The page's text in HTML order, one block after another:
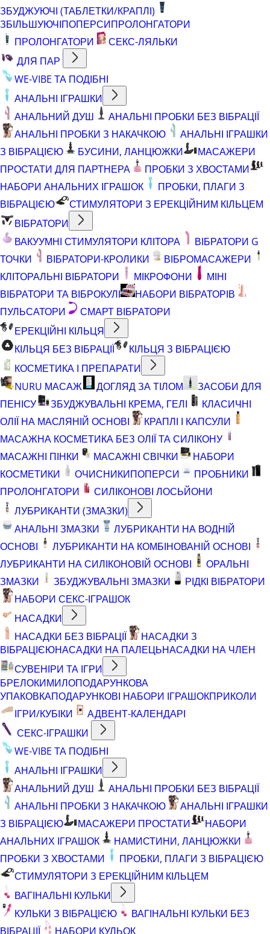
ЗБУДЖУЮЧІ (ТАБЛЕТКИ/КРАПЛІ)
ЗБІЛЬШУЮЧІПОПЕРСИПРОЛОНГАТОРИ
ПРОЛОНГАТОРИ
СЕКС-ЛЯЛЬКИ
ДЛЯ ПАР
WE-VIBE ТА ПОДІБНІ
АНАЛЬНІ ІГРАШКИ
АНАЛЬНИЙ ДУШ
АНАЛЬНІ ПРОБКИ БЕЗ ВІБРАЦІЇ
АНАЛЬНІ ПРОБКИ З НАКАЧКОЮ
АНАЛЬНІ ІГРАШКИ
З ВІБРАЦІЄЮ
БУСИНИ, ЛАНЦЮЖКИ
МАСАЖЕРИ
ПРОСТАТИ ДЛЯ ПАРТНЕРА
ПРОБКИ З ХВОСТАМИ
НАБОРИ АНАЛЬНИХ ІГРАШОК
ПРОБКИ, ПЛАГИ З
ВІБРАЦІЄЮ
СТИМУЛЯТОРИ З ЕРЕКЦІЙНИМ КІЛЬЦЕМ
ВІБРАТОРИ
ВАКУУМНІ СТИМУЛЯТОРИ КЛІТОРА
ВІБРАТОРИ G
ТОЧКИ
ВІБРАТОРИ-КРОЛИКИ
ВІБРОМАСАЖЕРИ
КЛІТОРАЛЬНІ ВІБРАТОРИ
МІКРОФОНИ
МІНІ
ВІБРАТОРИ ТА ВІБРОКУЛІ
НАБОРИ ВІБРАТОРІВ
ПУЛЬСАТОРИ
СМАРТ ВІБРАТОРИ
ЕРЕКЦІЙНІ КІЛЬЦЯ
КІЛЬЦЯ БЕЗ ВІБРАЦІЇ
КІЛЬЦЯ З ВІБРАЦІЄЮ
КОСМЕТИКА І ПРЕПАРАТИ
NURU МАСАЖ
ДОГЛЯД ЗА ТІЛОМ
ЗАСОБИ ДЛЯ
ПЕНІСУ
ЗБУДЖУВАЛЬНІ КРЕМА, ГЕЛІ
КЛАСИЧНІ
ОЛІЇ НА МАСЛЯНІЙ ОСНОВІ
КРАПЛІ І КАПСУЛИ
МАСАЖНА КОСМЕТИКА БЕЗ ОЛІЇ ТА СИЛІКОНУ
МАСАЖНІ ПІНКИ
МАСАЖНІ СВІЧКИ
НАБОРИ
КОСМЕТИКИ
ОЧИСНИКИПОПЕРСИ
ПРОБНИКИ
ПРОЛОНГАТОРИ
СИЛІКОНОВІ ЛОСЬЙОНИ
ЛУБРИКАНТИ (ЗМАЗКИ)
АНАЛЬНІ ЗМАЗКИ
ЛУБРИКАНТИ НА ВОДНІЙ
ОСНОВІ
ЛУБРИКАНТИ НА КОМБІНОВАНІЙ ОСНОВІ
ЛУБРИКАНТИ НА СИЛІКОНОВІЙ ОСНОВІ
ОРАЛЬНІ
ЗМАЗКИ
ЗБУДЖУВАЛЬНІ ЗМАЗКИ
РІДКІ ВІБРАТОРИ
НАБОРИ СЕКС-ІГРАШОК
НАСАДКИ
НАСАДКИ БЕЗ ВІБРАЦІЇ
НАСАДКИ З
ВІБРАЦІЄЮНАСАДКИ НА ПАЛЕЦЬНАСАДКИ НА ЧЛЕН
СУВЕНІРИ ТА ІГРИ
БРЕЛОКИМИЛОПОДАРУНКОВА
УПАКОВКАПОДАРУНКОВІ НАБОРИ ІГРАШОКПРИКОЛИ
ІГРИ/КУБІКИ
АДВЕНТ-КАЛЕНДАРІ
СЕКС-ІГРАШКИ
WE-VIBE ТА ПОДІБНІ
АНАЛЬНІ ІГРАШКИ
АНАЛЬНИЙ ДУШ
АНАЛЬНІ ПРОБКИ БЕЗ ВІБРАЦІЇ
АНАЛЬНІ ПРОБКИ З НАКАЧКОЮ
АНАЛЬНІ ІГРАШКИ
З ВІБРАЦІЄЮ
МАСАЖЕРИ ПРОСТАТИ
НАБОРИ
АНАЛЬНИХ ІГРАШОК
НАМИСТИНИ, ЛАНЦЮЖКИ
ПРОБКИ З ХВОСТАМИ
ПРОБКИ, ПЛАГИ З ВІБРАЦІЄЮ
СТИМУЛЯТОРИ З ЕРЕКЦІЙНИМ КІЛЬЦЕМ
ВАГІНАЛЬНІ КУЛЬКИ
КУЛЬКИ З ВІБРАЦІЄЮ
ВАГІНАЛЬНІ КУЛЬКИ БЕЗ
ВІБРАЦІЇ
НАБОРИ КУЛЬОК